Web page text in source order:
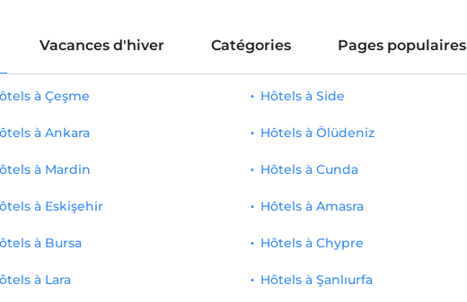
Vacances d'hiver Catégories Pages populaires
à Çeşme
à Ankara
à Mardin
à Eskişehir
à Bursa
Hôtels à Side
Hôtels à Ölüdeniz
Hôtels à Cunda
Hôtels à Amasra
Hôtels à Chypre
à Lara Hôtels à Şanlıurfa